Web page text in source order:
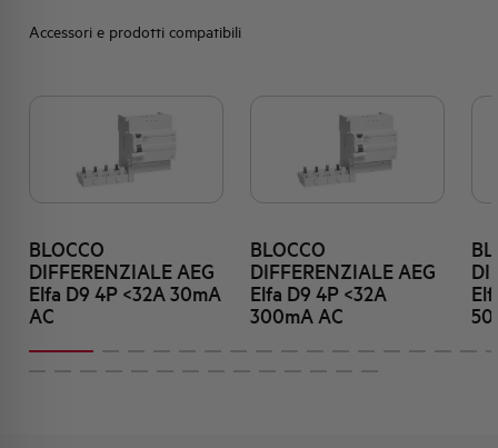
Accessori e prodotti compatibili
BLOCCO
DIFFERENZIALE AEG
Elfa D9 4P <32A 30mA
AC
BLOCCO
DIFFERENZIALE AEG
Elfa D9 4P <32A
300mA AC